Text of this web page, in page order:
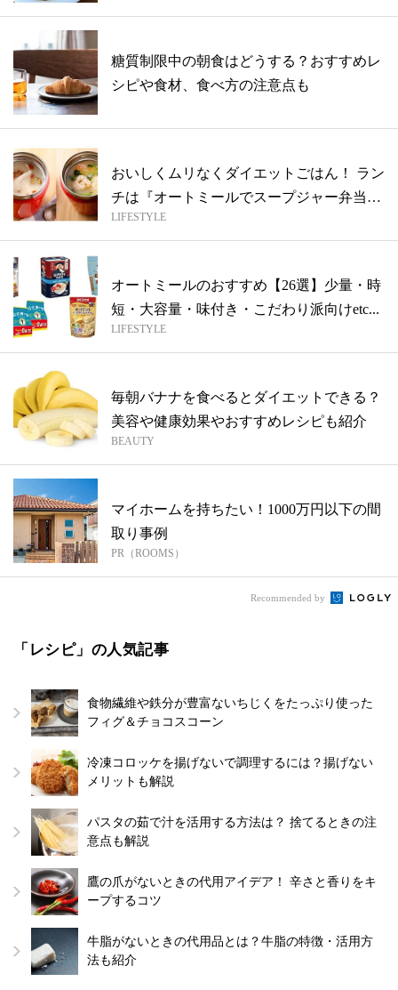
糖質制限中の朝食はどうする？おすすめレ
シピや食材、食べ方の注意点も
おいしくムリなくダイエットごはん！ ラン
チは『オートミールでスープジャー弁当』
に...
LIFESTYLE
オートミールのおすすめ【26選】少量・時
短・大容量・味付き・こだわり派向けetc...
LIFESTYLE
毎朝バナナを食べるとダイエットできる？
美容や健康効果やおすすめレシピも紹介
BEAUTY
マイホームを持ちたい！1000万円以下の間
取り事例
PR（ROOMS）
Recommended by
「レシピ」の人気記事
食物繊維や鉄分が豊富ないちじくをたっぷり使った
フィグ＆チョコスコーン
冷凍コロッケを揚げないで調理するには？揚げない
メリットも解説
パスタの茹で汁を活用する方法は？ 捨てるときの注
意点も解説
鷹の爪がないときの代用アイデア！ 辛さと香りをキ
ープするコツ
牛脂がないときの代用品とは？牛脂の特徴・活用方
法も紹介